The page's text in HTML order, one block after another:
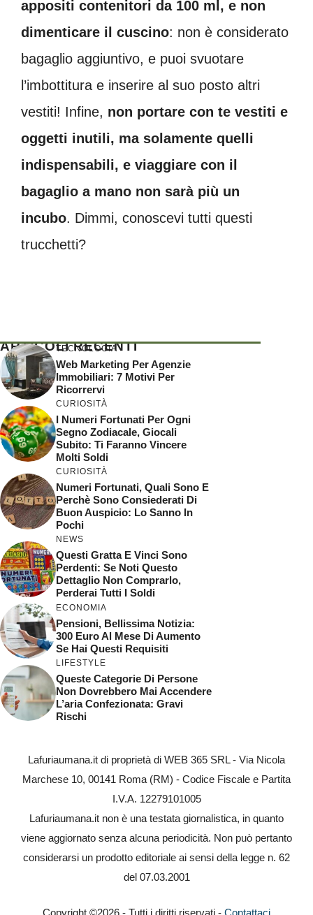
appositi contenitori da 100 ml, e non
dimenticare il cuscino: non è considerato
bagaglio aggiuntivo, e puoi svuotare
l’imbottitura e inserire al suo posto altri
vestiti! Infine, non portare con te vestiti e
oggetti inutili, ma solamente quelli
indispensabili, e viaggiare con il
bagaglio a mano non sarà più un
incubo. Dimmi, conoscevi tutti questi
trucchetti?
ARTICOLI RECENTI
TECNOLOGIA
Web Marketing Per Agenzie
Immobiliari: 7 Motivi Per
Ricorrervi
CURIOSITÀ
I Numeri Fortunati Per Ogni
Segno Zodiacale, Giocali
Subito: Ti Faranno Vincere
Molti Soldi
CURIOSITÀ
Numeri Fortunati, Quali Sono E
Perchè Sono Consiederati Di
Buon Auspicio: Lo Sanno In
Pochi
NEWS
Questi Gratta E Vinci Sono
Perdenti: Se Noti Questo
Dettaglio Non Comprarlo,
Perderai Tutti I Soldi
ECONOMIA
Pensioni, Bellissima Notizia:
300 Euro Al Mese Di Aumento
Se Hai Questi Requisiti
LIFESTYLE
Queste Categorie Di Persone
Non Dovrebbero Mai Accendere
L’aria Confezionata: Gravi
Rischi
Lafuriaumana.it di proprietà di WEB 365 SRL - Via Nicola
Marchese 10, 00141 Roma (RM) - Codice Fiscale e Partita
I.V.A. 12279101005
Lafuriaumana.it non è una testata giornalistica, in quanto
viene aggiornato senza alcuna periodicità. Non può pertanto
considerarsi un prodotto editoriale ai sensi della legge n. 62
del 07.03.2001
Copyright ©2026 - Tutti i diritti riservati - Contattaci